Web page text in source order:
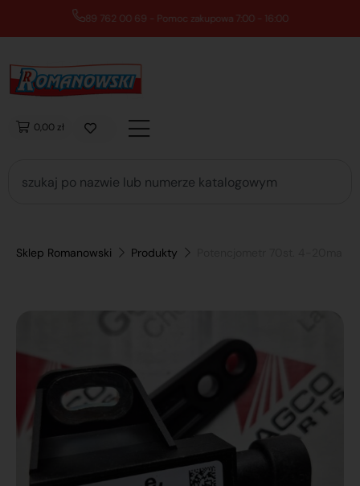
89 762 00 69 - Pomoc zakupowa 7:00 - 16:00
0,00 zł
Sklep Romanowski Produkty